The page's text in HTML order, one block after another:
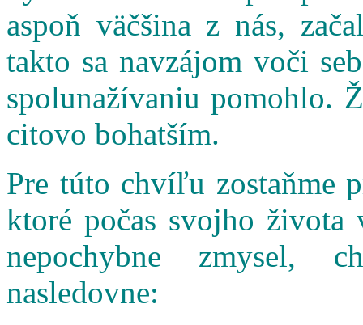
aspoň väčšina z nás,
takto sa navzájom voči
spolunažívaniu pomohlo.
citovo bohatším.
Pre túto chvíľu zostaňme
ktoré počas svojho
nepochybne zmysel,
nasledovne: